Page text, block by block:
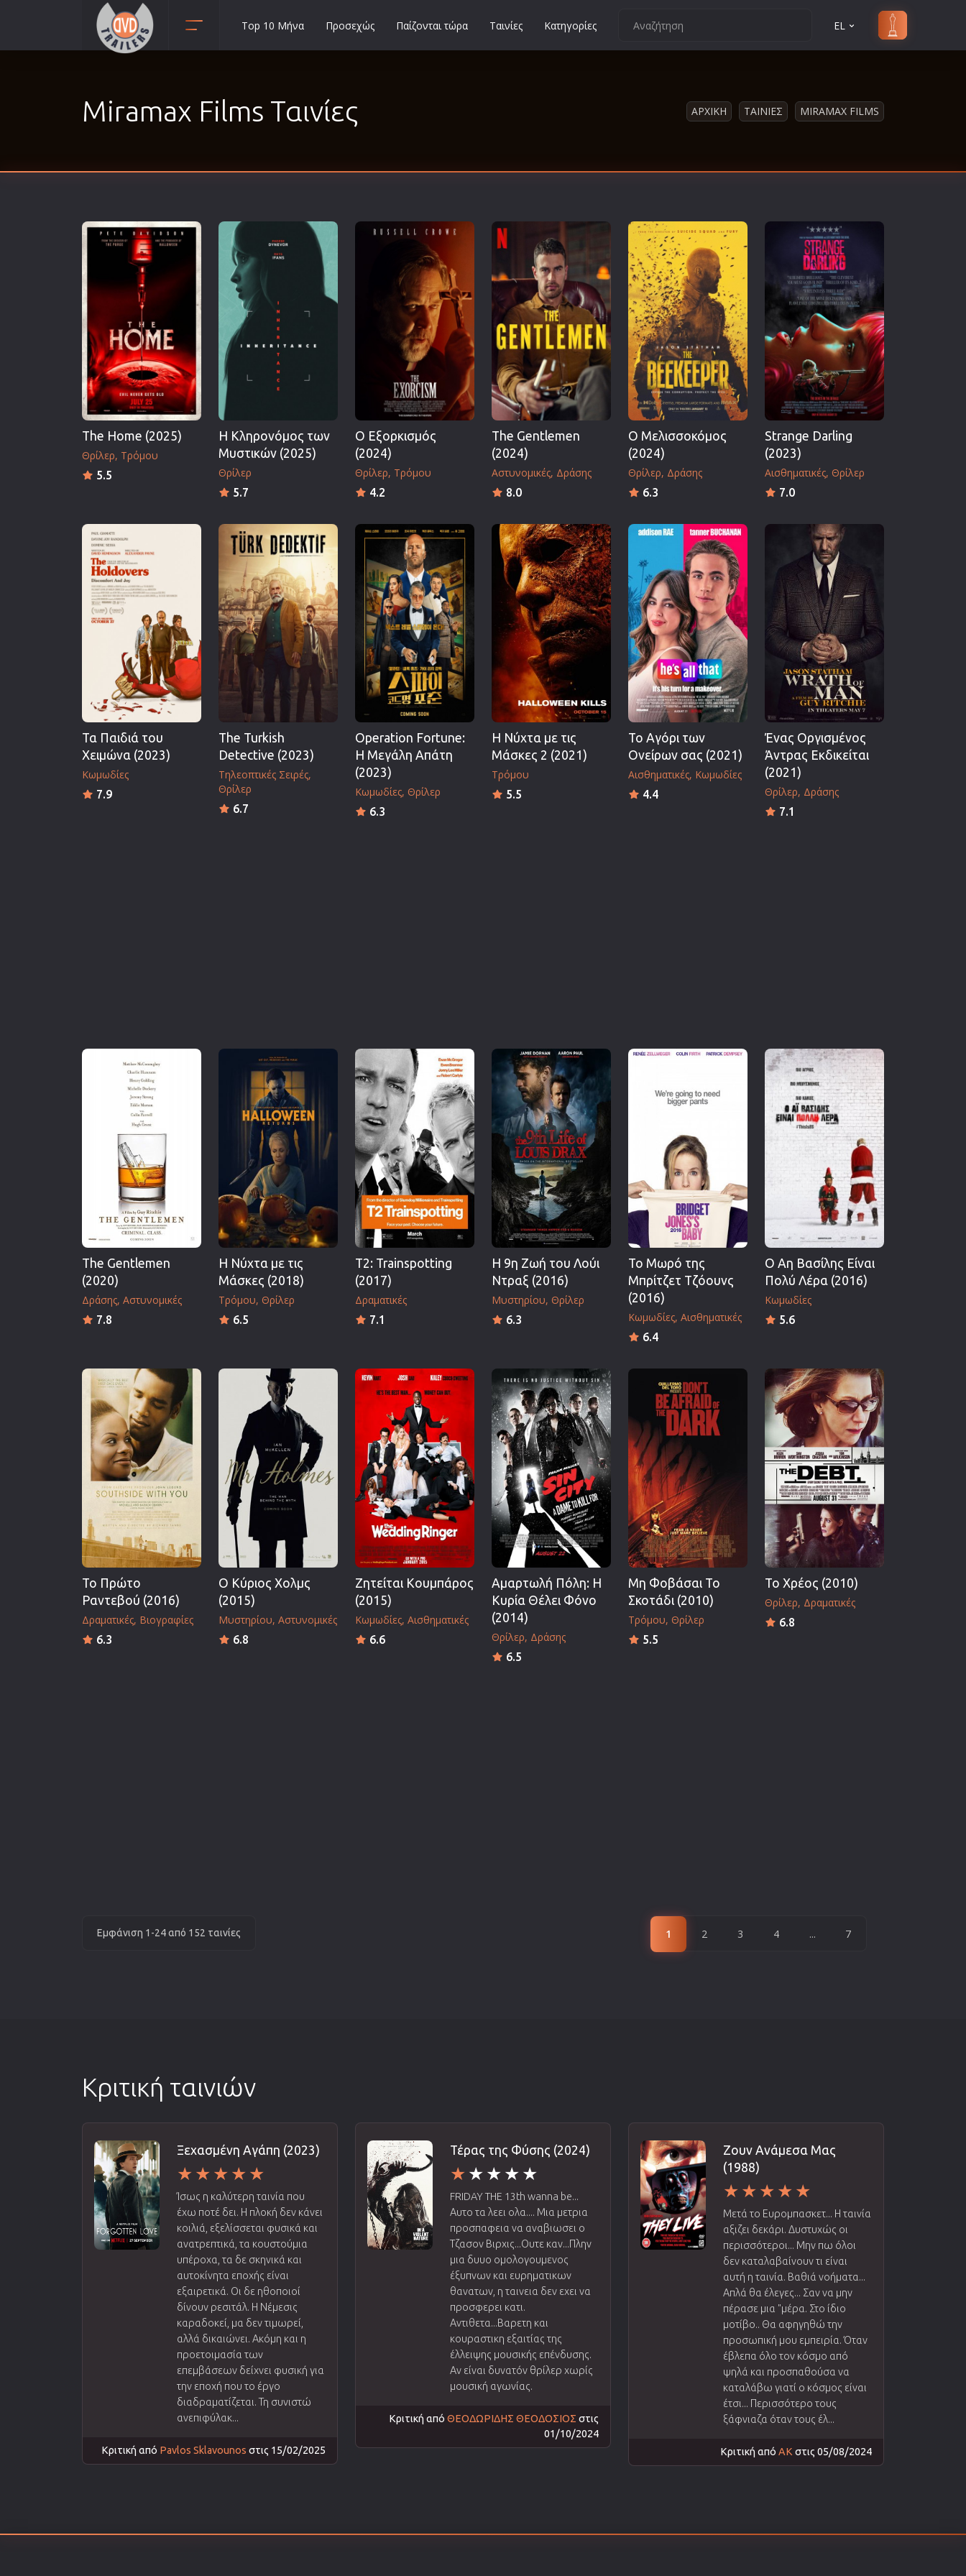
Αισθηματικές
Γουέστερν
Δραματικές
Δράσης
Ελληνικός Κινηματογράφος
Επιβίωσης
Επιστημονικής Φαντασίας
Εποχής
Ερωτικές
Ευρωπαικός Κινηματογράφος
Θρησκευτικές
Θρίλερ
Ιστορικές
Καταστροφής
Ντοκιμαντέρ
Οικογενειακές
Παιδικές
Περιπέτειες
Πολεμικές
Πολεμικές Τέχνες
Πολιτική
Τηλεοπτικές Σειρές
Τρόμου
Φαντασίας
Φιλμ Νουάρ
Χριστουγεννιάτικες
Top 10 Μήνα Προσεχώς Παίζονται τώρα Ταινίες Κατηγορίες EL
Miramax Films Ταινίες ΑΡΧΙΚΗ ΤΑΙΝΙΕΣ MIRAMAX FILMS
The Home (2025)
Θρίλερ Τρόμου
5.5
Η Κληρονόμος των
Μυστικών (2025)
Θρίλερ
5.7
Ο Εξορκισμός
(2024)
Θρίλερ Τρόμου
4.2
The Gentlemen
(2024)
Αστυνομικές Δράσης
8.0
Ο Μελισσοκόμος
(2024)
Θρίλερ Δράσης
6.3
Strange Darling
(2023)
Αισθηματικές Θρίλερ
7.0
Τα Παιδιά του
Χειμώνα (2023)
Κωμωδίες
7.9
The Turkish
Detective (2023)
Τηλεοπτικές Σειρές
Θρίλερ
6.7
Operation Fortune:
Η Μεγάλη Απάτη
(2023)
Κωμωδίες Θρίλερ
6.3
Η Νύχτα με τις
Μάσκες 2 (2021)
Τρόμου
5.5
Το Αγόρι των
Ονείρων σας (2021)
Αισθηματικές Κωμωδίες
4.4
Ένας Οργισμένος
Άντρας Εκδικείται
(2021)
Θρίλερ Δράσης
7.1
The Gentlemen
(2020)
Δράσης Αστυνομικές
7.8
Η Νύχτα με τις
Μάσκες (2018)
Τρόμου Θρίλερ
6.5
T2: Trainspotting
(2017)
Δραματικές
7.1
Η 9η Ζωή του Λούι
Ντραξ (2016)
Μυστηρίου Θρίλερ
6.3
Το Μωρό της
Μπρίτζετ Τζόουνς
(2016)
Κωμωδίες Αισθηματικές
6.4
Ο Αη Βασίλης Είναι
Πολύ Λέρα (2016)
Κωμωδίες
5.6
Το Πρώτο
Ραντεβού (2016)
Δραματικές Βιογραφίες
6.3
Ο Κύριος Χολμς
(2015)
Μυστηρίου Αστυνομικές
6.8
Ζητείται Κουμπάρος
(2015)
Κωμωδίες Αισθηματικές
6.6
Αμαρτωλή Πόλη: Η
Κυρία Θέλει Φόνο
(2014)
Θρίλερ Δράσης
6.5
Μη Φοβάσαι Το
Σκοτάδι (2010)
Τρόμου Θρίλερ
5.5
Το Χρέος (2010)
Θρίλερ Δραματικές
6.8
Εμφάνιση 1-24 από 152 ταινίες 1 2 3 4 ... 7
Κριτική ταινιών
Ξεχασμένη Αγάπη (2023)
Ίσως η καλύτερη ταινία που
έχω ποτέ δει. Η πλοκή δεν κάνει
κοιλιά, εξελίσσεται φυσικά και
ανατρεπτικά, τα κουστούμια
υπέροχα, τα δε σκηνικά και
αυτοκίνητα εποχής είναι
εξαιρετικά. Οι δε ηθοποιοί
δίνουν ρεσιτάλ. Η Νέμεσις
καραδοκεί, μα δεν τιμωρεί,
αλλά δικαιώνει. Ακόμη και η
προετοιμασία των
επεμβάσεων δείχνει φυσική για
την εποχή που το έργο
διαδραματίζεται. Τη συνιστώ
ανεπιφύλακ...
Κριτική από Pavlos Sklavounos στις 15/02/2025
Τέρας της Φύσης (2024)
FRIDAY THE 13th wanna be...
Αυτο τα λεει ολα.... Μια μετρια
προσπαφεια να αναβιωσει ο
Τζασον Βιρχις...Ουτε καν...Πλην
μια δυυο ομολογουμενος
έξυπνων και ευρηματικων
θανατων, η ταινεια δεν εχει να
προσφερει κατι.
Αντιθετα...Βαρετη και
κουραστικη εξαιτίας της
έλλειψης μουσικής επένδυσης.
Αν είναι δυνατόν θρίλερ χωρίς
μουσική αγωνίας.
Κριτική από ΘΕΟΔΩΡΙΔΗΣ ΘΕΟΔΟΣΙΟΣ στις
01/10/2024
Ζουν Ανάμεσα Μας
(1988)
Μετά το Ευρομπασκετ... Η ταινία
αξιζει δεκάρι. Δυστυχώς οι
περισσότεροι... Μην πω όλοι
δεν καταλαβαίνουν τι είναι
αυτή η ταινία. Βαθιά νοήματα...
Απλά θα έλεγες... Σαν να μην
πέρασε μια "μέρα. Στο ίδιο
μοτίβο.. Θα αφηγηθώ την
προσωπική μου εμπειρία. Όταν
έβλεπα όλο τον κόσμο από
ψηλά και προσπαθούσα να
καταλάβω γιατί ο κόσμος είναι
έτσι... Περισσότερο τους
ξάφνιαζα όταν τους έλ...
Κριτική από AK στις 05/08/2024